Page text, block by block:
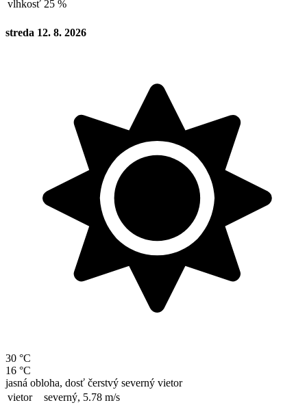
vlhkosť 25 %
streda 12. 8. 2026
30 °C
16 °C
jasná obloha, dosť čerstvý severný vietor
vietor
severný, 5.78 m/s